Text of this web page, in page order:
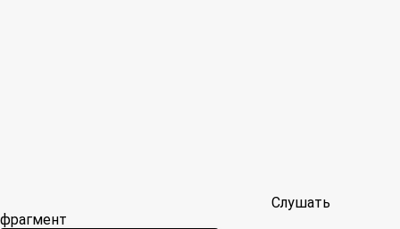
Слушать
фрагмент